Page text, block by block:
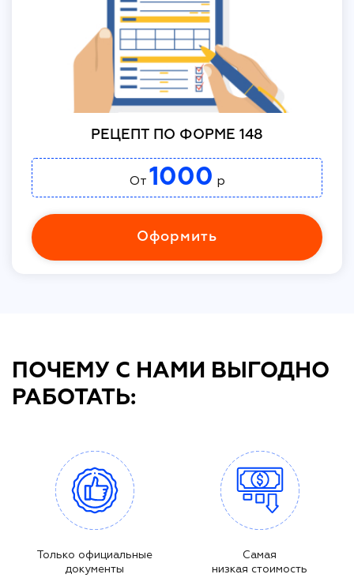
РЕЦЕПТ ПО ФОРМЕ 148
От 1000 р
Оформить
ПОЧЕМУ С НАМИ ВЫГОДНО
РАБОТАТЬ:
Только официальные
документы
Самая
низкая стоимость